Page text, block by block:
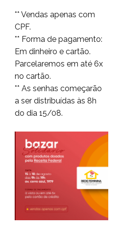
** Vendas apenas com
CPF.
** Forma de pagamento:
Em dinheiro e cartão.
Parcelaremos em até 6x
no cartão.
** As senhas começarão
a ser distribuídas às 8h
do dia 15/08.